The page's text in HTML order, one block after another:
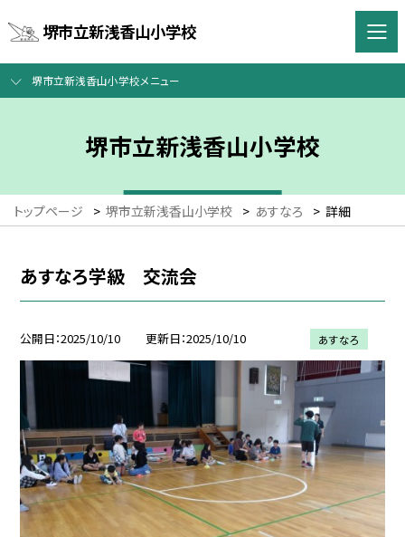
堺市立新浅香山小学校
堺市立新浅香山小学校メニュー
堺市立新浅香山小学校
トップページ > 堺市立新浅香山小学校 > あすなろ > 詳細
あすなろ学級 交流会
公開日 2025/10/10 更新日 2025/10/10 あすなろ